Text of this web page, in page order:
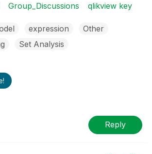
Group_Discussions qlikview key
expression
Other
Set Analysis
Reply